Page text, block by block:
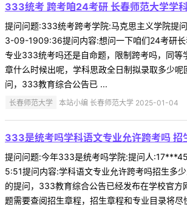
333统考 跨考咱24考研 长春师范大学学
提问问题:333统考跨考学院:马克思主义学院提
3-09-1909:36提问内容:想问一下咱们24考研长
专业333统考吗还是自命题，限制跨考吗，同等
章什么时候出呢，学科思政全日制拟录取多少呢
问，333教育综合公告已 ...
长春师范大学 本站小编 长春师范大学 2025-01-04
333是统考吗学科语文专业允许跨考吗 招
提问问题:今年333是统考吗学院:提问人
5:51提问内容:学科语文专业允许跨考吗招生多
的提问，333教育综合公告已经发布在学校官方
题需要查阅招生章程，招生章程和专业目录将尽